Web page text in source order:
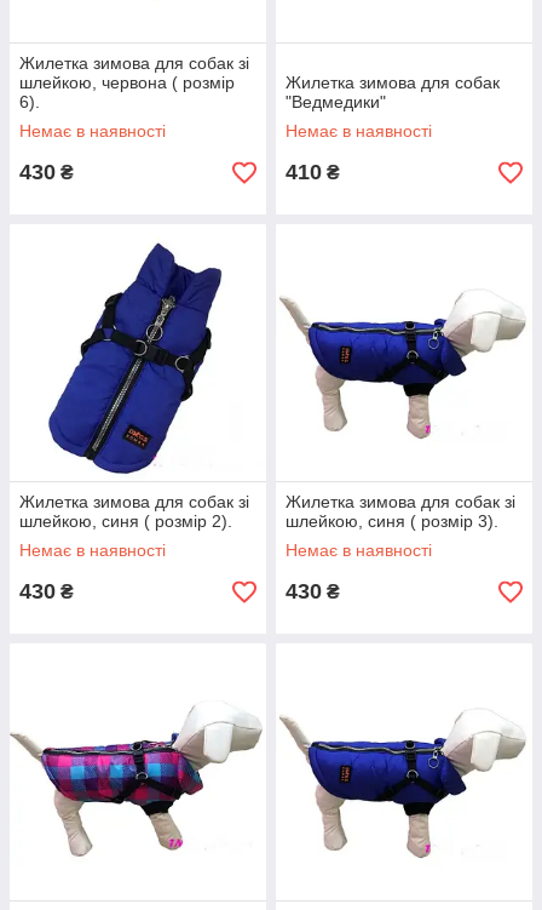
Жилетка зимова для собак зі
шлейкою, червона ( розмір
6).
Немає в наявності
430 ₴
Жилетка зимова для собак
"Ведмедики"
Немає в наявності
410 ₴
Жилетка зимова для собак зі
шлейкою, синя ( розмір 2).
Немає в наявності
430 ₴
Жилетка зимова для собак зі
шлейкою, синя ( розмір 3).
Немає в наявності
430 ₴